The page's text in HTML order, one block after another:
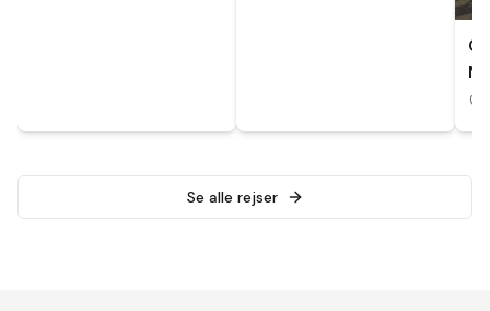
Se alle rejser